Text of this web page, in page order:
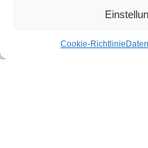
Cookie-Richtlinie